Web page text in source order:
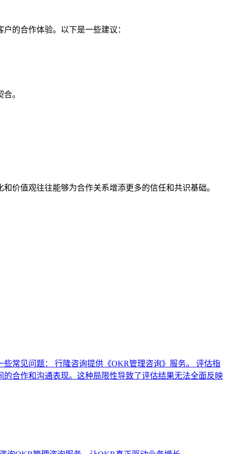
的合作体验。以下是一些建议：
。
价值观往往能够为合作关系增添更多的信任和共识基础。
常见问题： 行隆咨询提供《OKR管理咨询》服务。 评估指
合作和沟通表现。这种局限性导致了评估结果无法全面反映